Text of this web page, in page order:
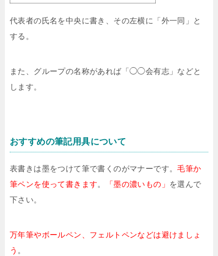
代表者の氏名を中央に書き、その左横に「外一同」と
する。
また、グループの名称があれば「◯◯会有志」などと
します。
おすすめの筆記用具について
表書きは墨をつけて筆で書くのがマナーです。毛筆か
筆ペンを使って書きます。 「墨の濃いもの」
を選んで
下さい。
万年筆やボールペン、フェルトペンなどは避けましょ
う 。